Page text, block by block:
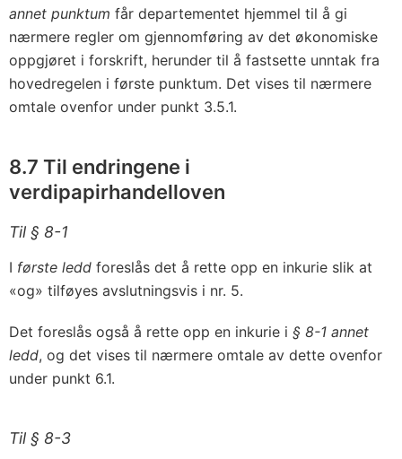
annet punktum får departementet hjemmel til å gi
nærmere regler om gjennomføring av det økonomiske
oppgjøret i forskrift, herunder til å fastsette unntak fra
hovedregelen i første punktum. Det vises til nærmere
omtale ovenfor under punkt 3.5.1.
8.7 Til endringene i
verdipapirhandelloven
Til § 8-1
I første ledd foreslås det å rette opp en inkurie slik at
«og» tilføyes avslutningsvis i nr. 5.
Det foreslås også å rette opp en inkurie i § 8-1 annet
ledd, og det vises til nærmere omtale av dette ovenfor
under punkt 6.1.
Til § 8-3